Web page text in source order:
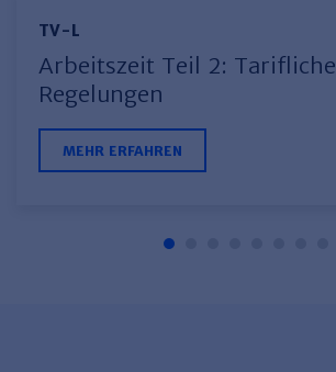
TV-L
Arbeitszeit Teil 2: Tarifliche
Regelungen
MEHR ERFAHREN